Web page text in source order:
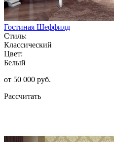
Гостиная Шеффилд
Стиль:
Классический
Цвет:
Белый
от 50 000 руб.
Рассчитать